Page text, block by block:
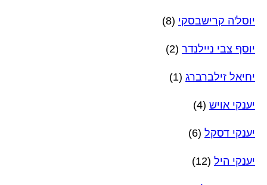
יוסל'ה קרישבסקי (8)
יוסף צבי ניילנדר (2)
יחיאל זילברברג (1)
יענקי אויש (4)
יענקי דסקל (6)
יענקי היל (12)